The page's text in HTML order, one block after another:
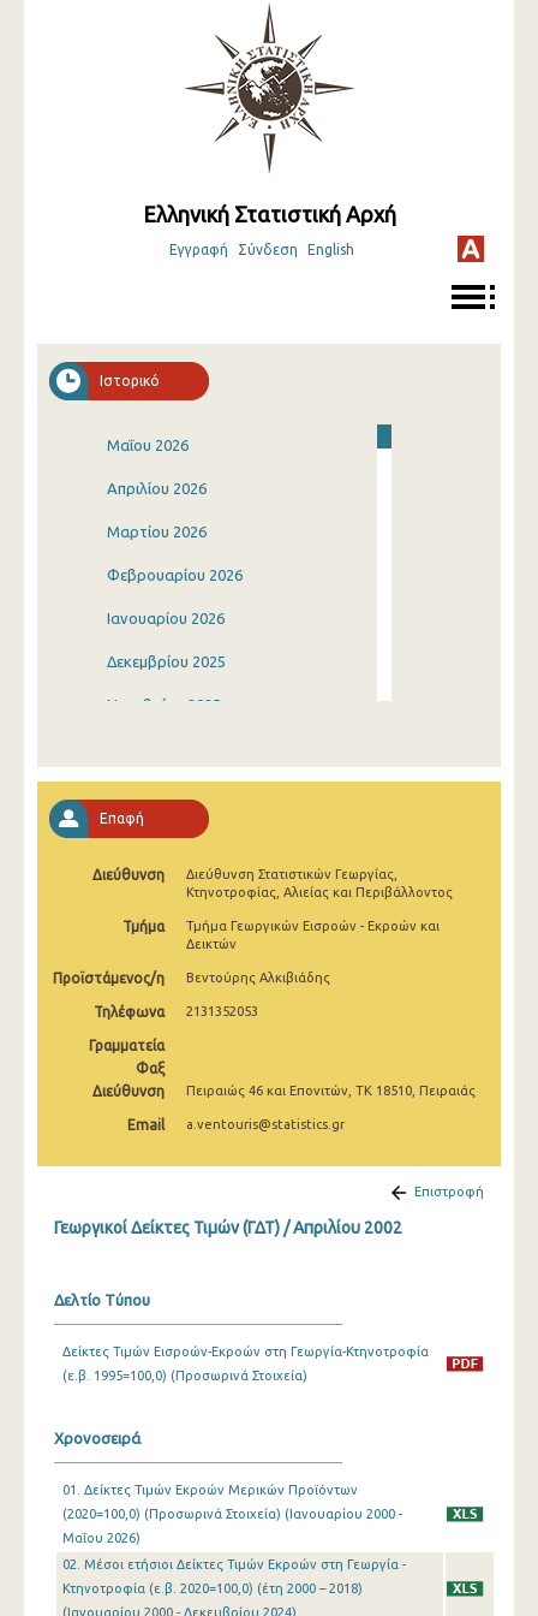
Ελληνική Στατιστική Αρχή
Εγγραφή Σύνδεση English
Ιστορικό
Μαΐου 2026
Απριλίου 2026
Μαρτίου 2026
Φεβρουαρίου 2026
Ιανουαρίου 2026
Δεκεμβρίου 2025
Νοεμβρίου 2025
Αυγούστου 2025
Ιουλίου 2025
Ιουνίου 2025
Απριλίου 2025
Μαρτίου 2025
Φεβρουαρίου 2025
Νοεμβρίου 2024
Σεπτεμβρίου 2024
Αυγούστου 2024
Ιουνίου 2024
Μαΐου 2024
Μαρτίου 2024
Επαφή
Διεύθυνση
Διεύθυνση Στατιστικών Γεωργίας,
Κτηνοτροφίας, Αλιείας και Περιβάλλοντος
Τμήμα
Τμήμα Γεωργικών Εισροών - Εκροών και
Δεικτών
Προϊστάμενος/η Βεντούρης Αλκιβιάδης
Τηλέφωνα 2131352053
Γραμματεία
Φαξ
Διεύθυνση
Πειραιώς 46 και Επονιτών, ΤΚ 18510, Πειραιάς
Email a.ventouris@statistics.gr
Επιστροφή
Γεωργικοί Δείκτες Τιμών (ΓΔΤ) / Απριλίου 2002
Δελτίο Τύπου
Δείκτες Τιμών Εισροών-Εκροών στη Γεωργία-Κτηνοτροφία
(ε.β. 1995=100,0) (Προσωρινά Στοιχεία)
Χρονοσειρά
01. Δείκτες Τιμών Εκροών Μερικών Προϊόντων
(2020=100,0) (Προσωρινά Στοιχεία) (Ιανουαρίου 2000 -
Μαΐου 2026)
02. Μέσοι ετήσιοι Δείκτες Τιμών Εκροών στη Γεωργία -
Κτηνοτροφία (ε.β. 2020=100,0) (έτη 2000 – 2018)
(Ιανουαρίου 2000 - Δεκεμβρίου 2024)